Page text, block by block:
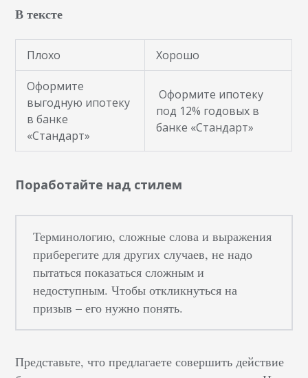
В тексте
Плохо Хорошо
Оформите
выгодную ипотеку
в банке
«Стандарт»
Оформите ипотеку
под 12% годовых в
банке «Стандарт»
Поработайте над стилем
Терминологию, сложные слова и выражения
приберегите для других случаев, не надо
пытаться показаться сложным и
недоступным. Чтобы откликнуться на
призыв – его нужно понять.
Представьте, что предлагаете совершить действие